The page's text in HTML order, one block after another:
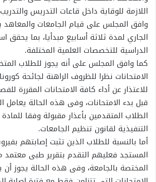
اللازمة للوقاية داخل قاعات التدريس
وافق المجلس على قيام الجامعات والمعاهد
الجاري لمدة ثلاثة أسابيع مبدأيا، بما يحقق
الدراسية للتخصصات العلمية المختلفة.
كما وافق المجلس على أنه يجوز للطلاب
الامتحانات نظرا للظروف الراهنة لجائحة
للاعتذار عن أداء كافة الامتحانات المقررة
قبل بدء الامتحانات، وفى هذه الحالة يعامل
التنفيذية لقانون تنظيم الجامعات.
أما بالنسبة للطلاب الذين تثبت إصابتهم
المستجد فعليهم التقدم بتقرير طبى معتمد
المختصة بالجامعة، وفى هذه الحالة يجوز أن